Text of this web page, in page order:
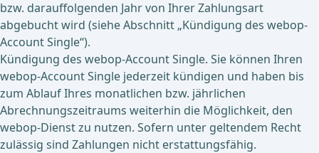
bzw. darauffolgenden Jahr von Ihrer Zahlungsart
abgebucht wird (siehe Abschnitt „Kündigung des webop-
Account Single“).
Kündigung des webop-Account Single. Sie können Ihren
webop-Account Single jederzeit kündigen und haben bis
zum Ablauf Ihres monatlichen bzw. jährlichen
Abrechnungszeitraums weiterhin die Möglichkeit, den
webop-Dienst zu nutzen. Sofern unter geltendem Recht
zulässig sind Zahlungen nicht erstattungsfähig.